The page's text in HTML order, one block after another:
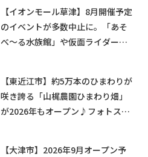
【イオンモール草津】8月開催予定
のイベントが多数中止に。「あそ
べ〜る水族館」や仮面ライダーシ
【東近江市】約5万本のひまわりが
咲き誇る「山梶農園ひまわり畑」
が2026年もオープン♪フォトスポ
【大津市】2026年9月オープン予